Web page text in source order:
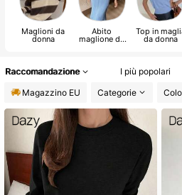
Maglioni da
donna
Abito
maglione da
Top in
da donna
Raccomandazione I più popolari
Magazzino EU
Categorie